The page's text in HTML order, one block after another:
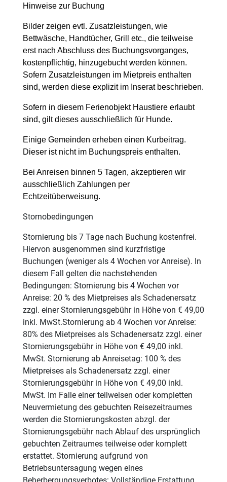
Hinweise zur Buchung
Bilder zeigen evtl. Zusatzleistungen, wie
Bettwäsche, Handtücher, Grill etc., die teilweise
erst nach Abschluss des Buchungsvorganges,
kostenpflichtig, hinzugebucht werden können.
Sofern Zusatzleistungen im Mietpreis enthalten
sind, werden diese explizit im Inserat beschrieben.
Sofern in diesem Ferienobjekt Haustiere erlaubt
sind, gilt dieses ausschließlich für Hunde.
Einige Gemeinden erheben einen Kurbeitrag.
Dieser ist nicht im Buchungspreis enthalten.
Bei Anreisen binnen 5 Tagen, akzeptieren wir
ausschließlich Zahlungen per
Echtzeitüberweisung.
Stornobedingungen
Stornierung bis 7 Tage nach Buchung kostenfrei.
Hiervon ausgenommen sind kurzfristige
Buchungen (weniger als 4 Wochen vor Anreise). In
diesem Fall gelten die nachstehenden
Bedingungen: Stornierung bis 4 Wochen vor
Anreise: 20 % des Mietpreises als Schadenersatz
zzgl. einer Stornierungsgebühr in Höhe von € 49,00
inkl. MwSt.Stornierung ab 4 Wochen vor Anreise:
80% des Mietpreises als Schadenersatz zzgl. einer
Stornierungsgebühr in Höhe von € 49,00 inkl.
MwSt. Stornierung ab Anreisetag: 100 % des
Mietpreises als Schadenersatz zzgl. einer
Stornierungsgebühr in Höhe von € 49,00 inkl.
MwSt. Im Falle einer teilweisen oder kompletten
Neuvermietung des gebuchten Reisezeitraumes
werden die Stornierungskosten abzgl. der
Stornierungsgebühr nach Ablauf des ursprünglich
gebuchten Zeitraumes teilweise oder komplett
erstattet. Stornierung aufgrund von
Betriebsuntersagung wegen eines